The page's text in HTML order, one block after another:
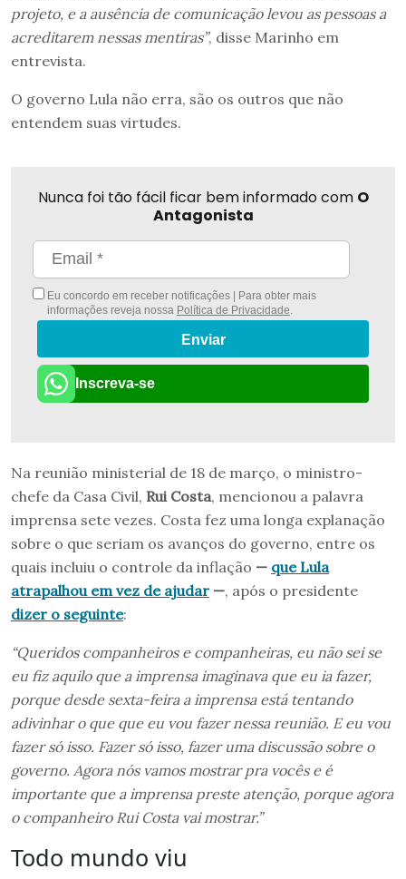
projeto, e a ausência de comunicação levou as pessoas a
acreditarem nessas mentiras”, disse Marinho em
entrevista.
O governo Lula não erra, são os outros que não
entendem suas virtudes.
Nunca foi tão fácil ficar bem informado com O
Antagonista
Eu concordo em receber notificações | Para obter mais
informações reveja nossa Política de Privacidade
Enviar
Inscreva-se
Na reunião ministerial de 18 de março, o ministro-
chefe da Casa Civil, Rui Costa, mencionou a palavra
imprensa sete vezes. Costa fez uma longa explanação
sobre o que seriam os avanços do governo, entre os
quais incluiu o controle da inflação — que Lula
atrapalhou em vez de ajudar —, após o presidente
dizer o seguinte:
“Queridos companheiros e companheiras, eu não sei se
eu fiz aquilo que a imprensa imaginava que eu ia fazer,
porque desde sexta-feira a imprensa está tentando
adivinhar o que que eu vou fazer nessa reunião. E eu vou
fazer só isso. Fazer só isso, fazer uma discussão sobre o
governo. Agora nós vamos mostrar pra vocês e é
importante que a imprensa preste atenção, porque agora
o companheiro Rui Costa vai mostrar.”
Todo mundo viu